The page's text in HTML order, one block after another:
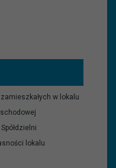
w lokalu
lokalu